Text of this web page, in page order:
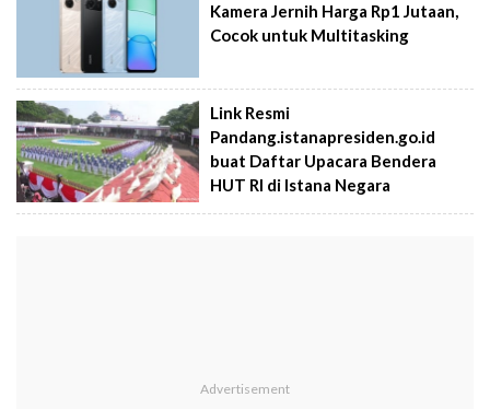
Kamera Jernih Harga Rp1 Jutaan,
Cocok untuk Multitasking
Link Resmi
Pandang.istanapresiden.go.id
buat Daftar Upacara Bendera
HUT RI di Istana Negara